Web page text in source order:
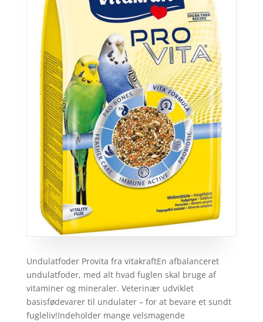
Undulatfoder Provita fra vitakraftEn afbalanceret
undulatfoder, med alt hvad fuglen skal bruge af
vitaminer og mineraler. Veterinær udviklet
basisfødevarer til undulater – for at bevare et sundt
fugleliv!Indeholder mange velsmagende